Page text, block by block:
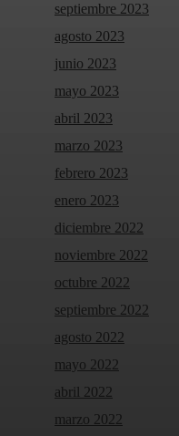
septiembre 2023
agosto 2023
junio 2023
mayo 2023
abril 2023
marzo 2023
febrero 2023
enero 2023
diciembre 2022
noviembre 2022
octubre 2022
septiembre 2022
agosto 2022
mayo 2022
abril 2022
marzo 2022